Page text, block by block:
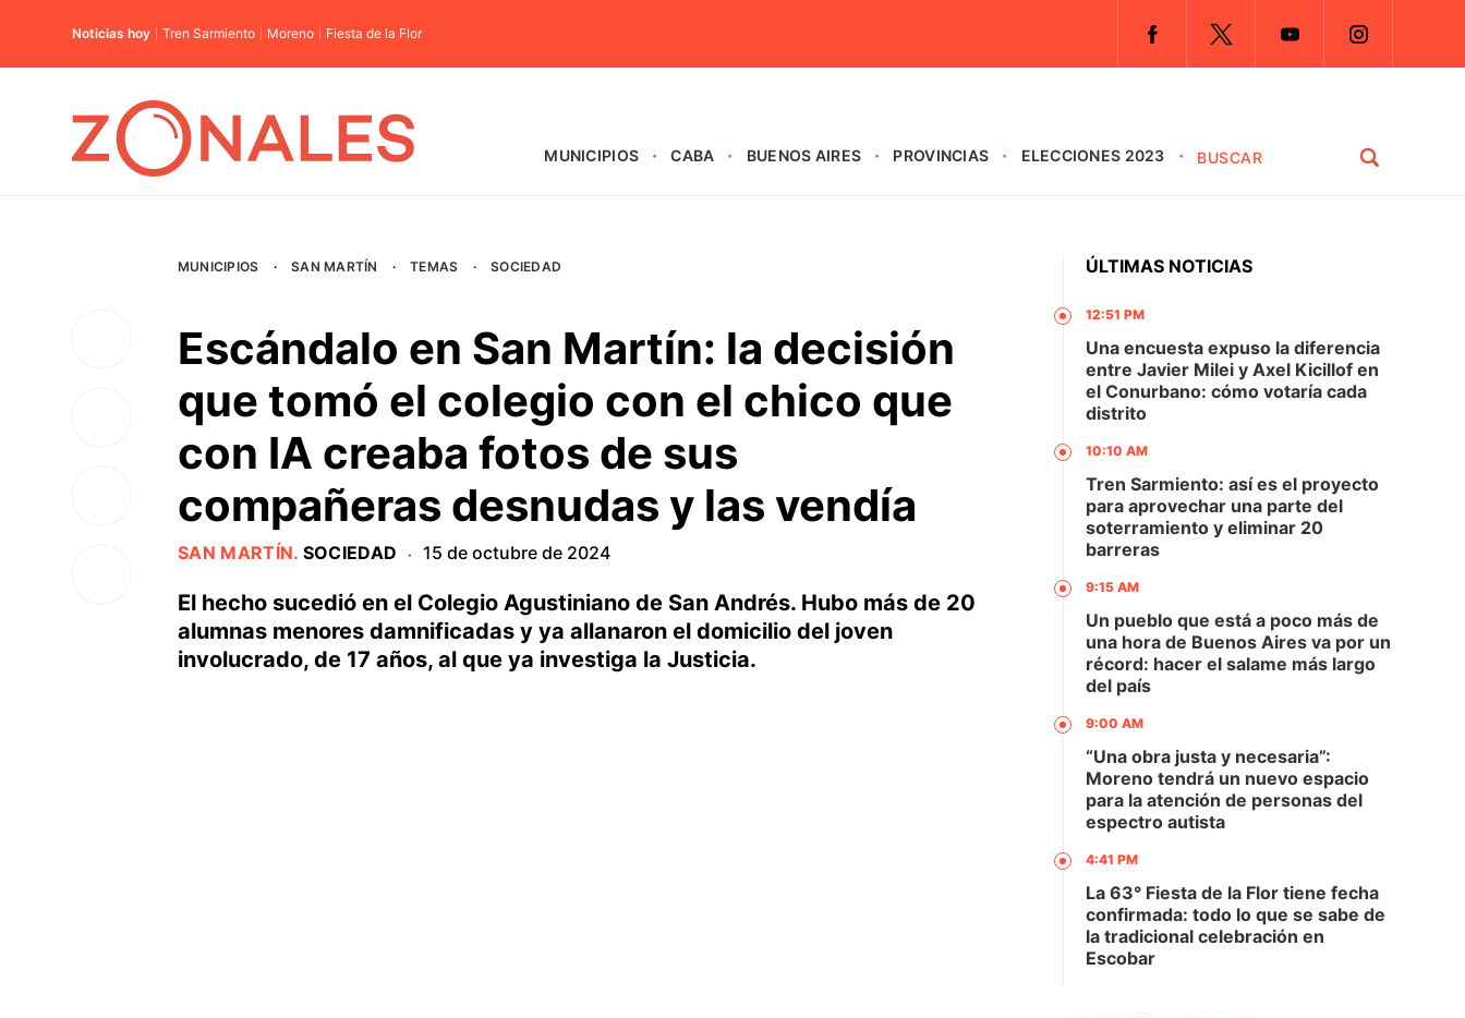
Noticias hoy Tren Sarmiento Moreno Fiesta de la Flor
MUNICIPIOS CABA BUENOS AIRES PROVINCIAS ELECCIONES 2023
MUNICIPIOS · SAN MARTÍN · TEMAS · SOCIEDAD
Escándalo en San Martín: la decisión
que tomó el colegio con el chico que
con IA creaba fotos de sus
compañeras desnudas y las vendía
SAN MARTÍN. SOCIEDAD · 15 de octubre de 2024
El hecho sucedió en el Colegio Agustiniano de San Andrés. Hubo más de 20
alumnas menores damnificadas y ya allanaron el domicilio del joven
involucrado, de 17 años, al que ya investiga la Justicia.
ÚLTIMAS NOTICIAS
12:51 PM
Una encuesta expuso la diferencia
entre Javier Milei y Axel Kicillof en
el Conurbano: cómo votaría cada
distrito
10:10 AM
Tren Sarmiento: así es el proyecto
para aprovechar una parte del
soterramiento y eliminar 20
barreras
9:15 AM
Un pueblo que está a poco más de
una hora de Buenos Aires va por un
récord: hacer el salame más largo
del país
9:00 AM
“Una obra justa y necesaria”:
Moreno tendrá un nuevo espacio
para la atención de personas del
espectro autista
4:41 PM
La 63° Fiesta de la Flor tiene fecha
confirmada: todo lo que se sabe de
la tradicional celebración en
Escobar